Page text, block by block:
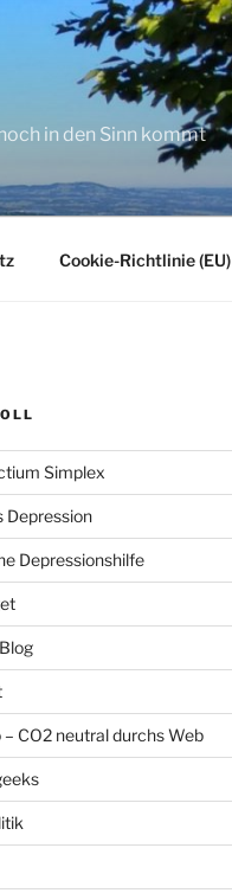
in den Sinn kommt
Cookie-Richtlinie (EU)
Simplex
Depression
Depressionshilfe
CO2 neutral durchs Web